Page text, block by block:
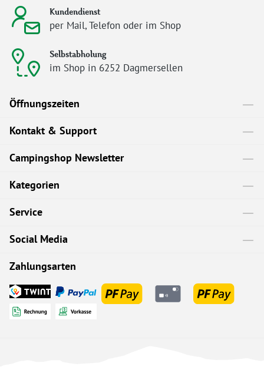
Kundendienst
per Mail, Telefon oder im Shop
Selbstabholung
im Shop in 6252 Dagmersellen
Öffnungszeiten
Kontakt & Support
Campingshop Newsletter
Kategorien
Service
Social Media
Zahlungsarten